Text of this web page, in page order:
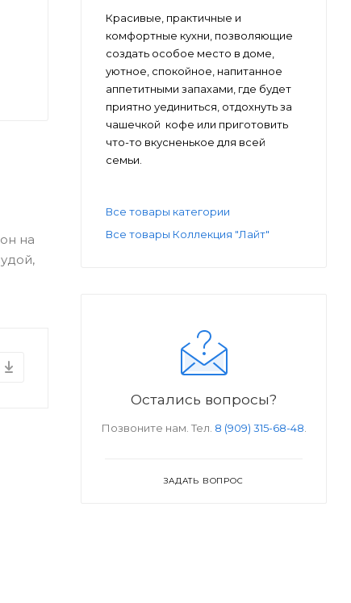
на
Красивые, практичные и
комфортные кухни, позволяющие
создать особое место в доме,
уютное, спокойное, напитанное
аппетитными запахами, где будет
приятно уединиться, отдохнуть за
чашечкой кофе или приготовить
что-то вкусненькое для всей
семьи.
Все товары категории
Все товары Коллекция "Лайт"
Остались вопросы?
Позвоните нам. Тел. 8 (909) 315-68-48
ЗАДАТЬ ВОПРОС